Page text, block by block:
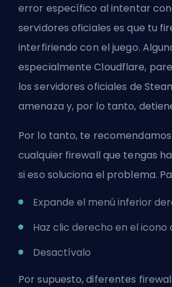
error específico al intentar
servidores oficiales es que tu
interfiriendo con el juego.
especialmente Cloudflare,
los servidores oficiales de
amenaza y, por lo tanto,
Por lo tanto, te
cualquier firewall que tengas
si eso soluciona el problema.
Expande el menú inferior
Haz clic derecho en el icono
Desactívalo
Por supuesto, diferentes